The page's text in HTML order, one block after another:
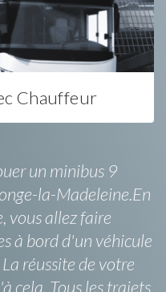
Chauffeur
un minibus 9
la-Madeleine.En
vous allez faire
à bord d'un véhicule
réussite de votre
cela. Tous les trajets